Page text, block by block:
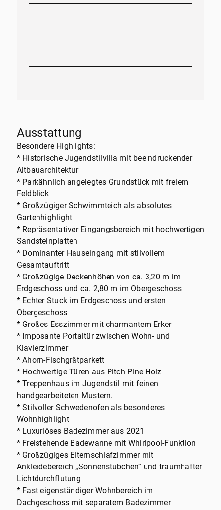
Ausstattung
Besondere Highlights:
* Historische Jugendstilvilla mit beeindruckender
Altbauarchitektur
* Parkähnlich angelegtes Grundstück mit freiem
Feldblick
* Großzügiger Schwimmteich als absolutes
Gartenhighlight
* Repräsentativer Eingangsbereich mit hochwertigen
Sandsteinplatten
* Dominanter Hauseingang mit stilvollem
Gesamtauftritt
* Großzügige Deckenhöhen von ca. 3,20 m im
Erdgeschoss und ca. 2,80 m im Obergeschoss
* Echter Stuck im Erdgeschoss und ersten
Obergeschoss
* Großes Esszimmer mit charmantem Erker
* Imposante Portaltür zwischen Wohn- und
Klavierzimmer
* Ahorn-Fischgrätparkett
* Hochwertige Türen aus Pitch Pine Holz
* Treppenhaus im Jugendstil mit feinen
handgearbeiteten Mustern.
* Stilvoller Schwedenofen als besonderes
Wohnhighlight
* Luxuriöses Badezimmer aus 2021
* Freistehende Badewanne mit Whirlpool-Funktion
* Großzügiges Elternschlafzimmer mit
Ankleidebereich „Sonnenstübchen“ und traumhafter
Lichtdurchflutung
* Fast eigenständiger Wohnbereich im
Dachgeschoss mit separatem Badezimmer